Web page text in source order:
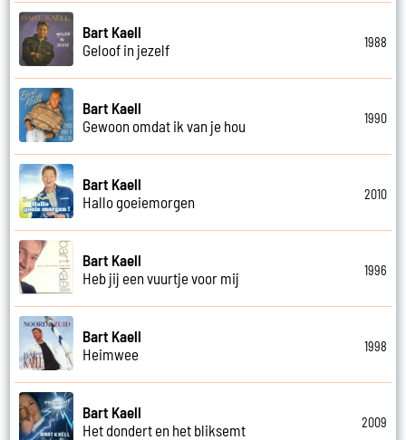
Bart Kaell
Geloof in jezelf
1988
Bart Kaell
Gewoon omdat ik van je hou
1990
Bart Kaell
Hallo goeiemorgen
2010
Bart Kaell
Heb jij een vuurtje voor mij
1996
Bart Kaell
Heimwee
1998
Bart Kaell
Het dondert en het bliksemt
2009